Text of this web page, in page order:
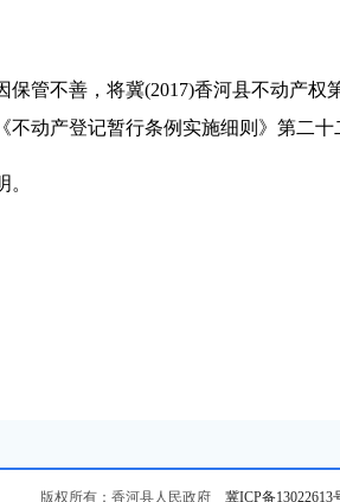
不善，将冀(2017)香河县不动产权
不动产登记暂行条例实施细则》第二
版权所有：香河县人民政府 冀ICP备13022613